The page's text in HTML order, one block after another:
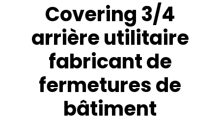
Covering 3/4
arrière utilitaire
fabricant de
fermetures de
bâtiment